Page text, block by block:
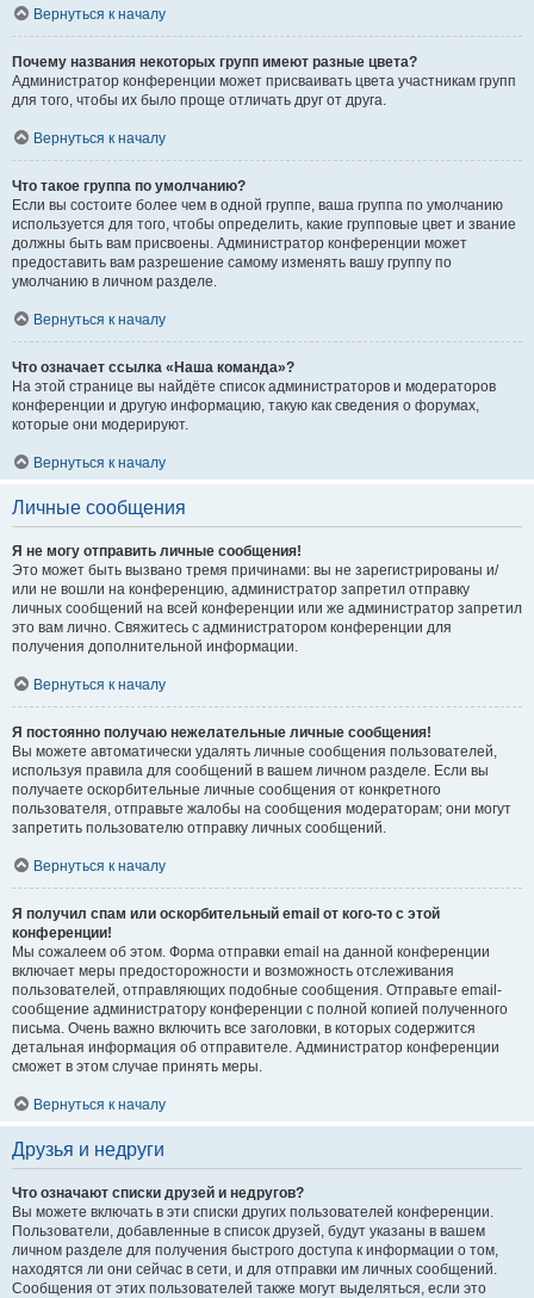
Вернуться к началу
Почему названия некоторых групп имеют разные цвета?
Администратор конференции может присваивать цвета участникам групп
для того, чтобы их было проще отличать друг от друга.
Вернуться к началу
Что такое группа по умолчанию?
Если вы состоите более чем в одной группе, ваша группа по умолчанию
используется для того, чтобы определить, какие групповые цвет и звание
должны быть вам присвоены. Администратор конференции может
предоставить вам разрешение самому изменять вашу группу по
умолчанию в личном разделе.
Вернуться к началу
Что означает ссылка «Наша команда»?
На этой странице вы найдёте список администраторов и модераторов
конференции и другую информацию, такую как сведения о форумах,
которые они модерируют.
Вернуться к началу
Личные сообщения
Я не могу отправить личные сообщения!
Это может быть вызвано тремя причинами: вы не зарегистрированы и/
или не вошли на конференцию, администратор запретил отправку
личных сообщений на всей конференции или же администратор запретил
это вам лично. Свяжитесь с администратором конференции для
получения дополнительной информации.
Вернуться к началу
Я постоянно получаю нежелательные личные сообщения!
Вы можете автоматически удалять личные сообщения пользователей,
используя правила для сообщений в вашем личном разделе. Если вы
получаете оскорбительные личные сообщения от конкретного
пользователя, отправьте жалобы на сообщения модераторам; они могут
запретить пользователю отправку личных сообщений.
Вернуться к началу
Я получил спам или оскорбительный email от кого-то с этой
конференции!
Мы сожалеем об этом. Форма отправки email на данной конференции
включает меры предосторожности и возможность отслеживания
пользователей, отправляющих подобные сообщения. Отправьте email-
сообщение администратору конференции с полной копией полученного
письма. Очень важно включить все заголовки, в которых содержится
детальная информация об отправителе. Администратор конференции
сможет в этом случае принять меры.
Вернуться к началу
Друзья и недруги
Что означают списки друзей и недругов?
Вы можете включать в эти списки других пользователей конференции.
Пользователи, добавленные в список друзей, будут указаны в вашем
личном разделе для получения быстрого доступа к информации о том,
находятся ли они сейчас в сети, и для отправки им личных сообщений.
Сообщения от этих пользователей также могут выделяться, если это